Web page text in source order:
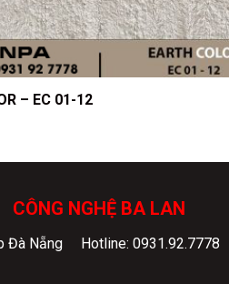
– EC 01-12
CÔNG NGHỆ BA LAN
Đà Nẵng Hotline: 0931.92.7778